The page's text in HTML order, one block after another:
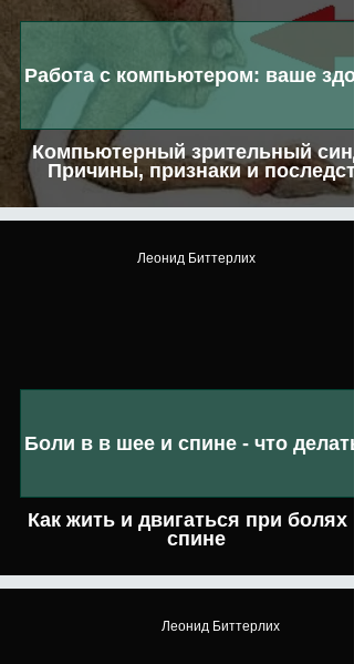
Компьютерный зрительный
Причины, признаки и
Работа с компьютером: ваше
Как жить и двигаться при болях в
спине
Боли в в шее и спине - что
Леонид Биттерлих
Леонид Биттерлих